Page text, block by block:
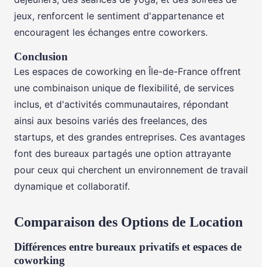
jeux, renforcent le sentiment d'appartenance et
encouragent les échanges entre coworkers.
Conclusion
Les espaces de coworking en Île-de-France offrent
une combinaison unique de flexibilité, de services
inclus, et d'activités communautaires, répondant
ainsi aux besoins variés des freelances, des
startups, et des grandes entreprises. Ces avantages
font des bureaux partagés une option attrayante
pour ceux qui cherchent un environnement de travail
dynamique et collaboratif.
Comparaison des Options de Location
Différences entre bureaux privatifs et espaces de
coworking